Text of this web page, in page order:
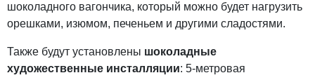
шоколадного вагончика, который можно будет нагрузить
орешками, изюмом, печеньем и другими сладостями.
Также будут установлены шоколадные
художественные инсталляции: 5-метровая